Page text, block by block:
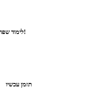
לימוד שפה פשוט הפך קל יותר - התחל היום!
תזמן עכשיו